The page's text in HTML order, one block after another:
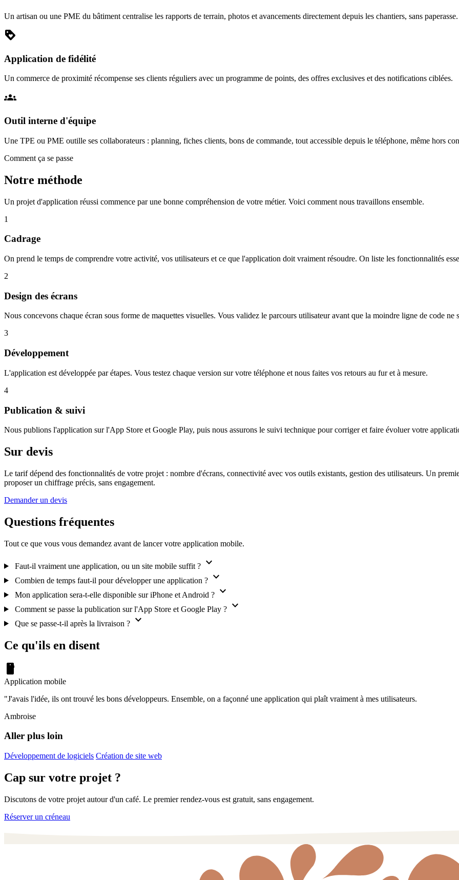
Un artisan ou une PME du bâtiment centralise les rapports de terrain, photos et avancements directement depuis les chantiers, sans paperasse.
loyalty
Application de fidélité
Un commerce de proximité récompense ses clients réguliers avec un programme de points, des offres exclusives et des notifications ciblées.
groups
Outil interne d'équipe
Une TPE ou PME outille ses collaborateurs : planning, fiches clients, bons de commande, tout accessible depuis le téléphone, même hors
Comment ça se passe
Notre méthode
Un projet d'application réussi commence par une bonne compréhension de votre métier. Voici comment nous travaillons ensemble.
1
Cadrage
On prend le temps de comprendre votre activité, vos utilisateurs et ce que l'application doit vraiment résoudre. On liste les fonctionnalités
2
Design des écrans
Nous concevons chaque écran sous forme de maquettes visuelles. Vous validez le parcours utilisateur avant que la moindre ligne de code ne
3
Développement
L'application est développée par étapes. Vous testez chaque version sur votre téléphone et nous faites vos retours au fur et à mesure.
4
Publication & suivi
Nous publions l'application sur l'App Store et Google Play, puis nous assurons le suivi technique pour corriger et faire évoluer votre
Sur devis
Le tarif dépend des fonctionnalités de votre projet : nombre d'écrans, connectivité avec vos outils existants, gestion des utilisateurs. Un
proposer un chiffrage précis, sans engagement.
Demander un devis
Questions fréquentes
Tout ce que vous vous demandez avant de lancer votre application mobile.
Faut-il vraiment une application, ou un site mobile suffit ? expand_more
Combien de temps faut-il pour développer une application ? expand_more
Mon application sera-t-elle disponible sur iPhone et Android ? expand_more
Comment se passe la publication sur l'App Store et Google Play ? expand_more
Que se passe-t-il après la livraison ? expand_more
Ce qu'ils en disent
smartphone
Application mobile
"J'avais l'idée, ils ont trouvé les bons développeurs. Ensemble, on a façonné une application qui plaît vraiment à mes utilisateurs.
Ambroise
Aller plus loin
Développement de logiciels Création de site web
Cap sur votre projet ?
Discutons de votre projet autour d'un café. Le premier rendez-vous est gratuit, sans engagement.
Réserver un créneau